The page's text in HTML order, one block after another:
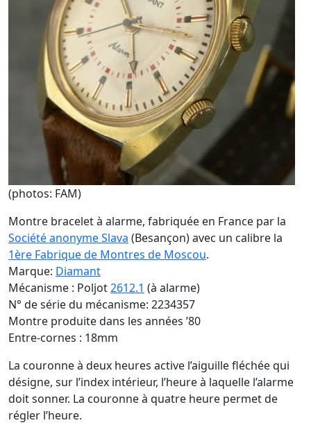
(photos: FAM)
Montre bracelet à alarme, fabriquée en France par la
Société anonyme Slava (Besançon) avec un calibre la
1ère Fabrique de Montres de Moscou.
Marque: Diamant
Mécanisme : Poljot2612.1 (à alarme)
N° de série du mécanisme: 2234357
Montre produite dans les années ’80
Entre-cornes : 18mm
La couronne à deux heures active l’aiguille fléchée qui
désigne, sur l’index intérieur, l’heure à laquelle l’alarme
doit sonner. La couronne à quatre heure permet de
régler l’heure.